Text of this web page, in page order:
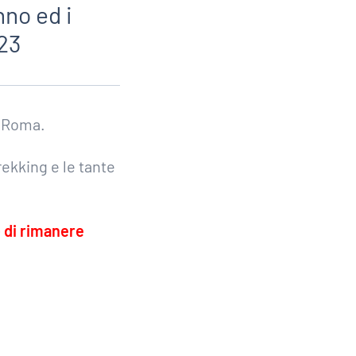
ed i
e le tante
rimanere